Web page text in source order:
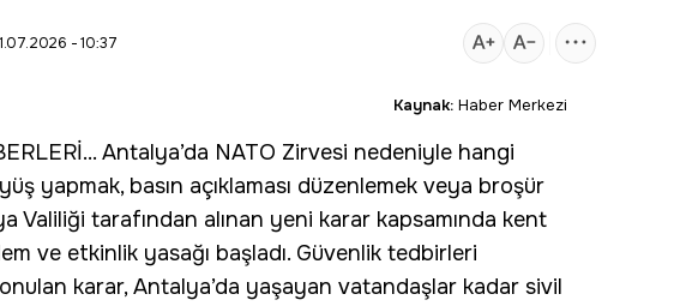
- 10:37
Kaynak: Haber Merkezi
... Antalya’da NATO Zirvesi nedeniyle hangi
yapmak, basın açıklaması düzenlemek veya broşür
Valiliği tarafından alınan yeni karar kapsamında kent
ve etkinlik yasağı başladı. Güvenlik tedbirleri
karar, Antalya’da yaşayan vatandaşlar kadar sivil